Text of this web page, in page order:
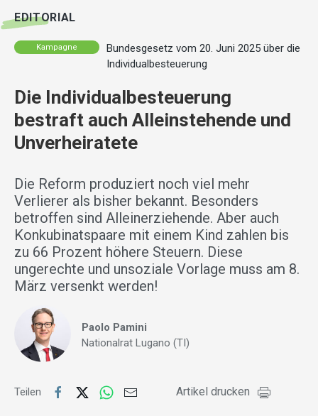
EDITORIAL
Kampagne
Bundesgesetz vom 20. Juni 2025 über die
Individualbesteuerung
Die Individualbesteuerung
bestraft auch Alleinstehende und
Unverheiratete
Die Reform produziert noch viel mehr
Verlierer als bisher bekannt. Besonders
betroffen sind Alleinerziehende. Aber auch
Konkubinatspaare mit einem Kind zahlen bis
zu 66 Prozent höhere Steuern. Diese
ungerechte und unsoziale Vorlage muss am 8.
März versenkt werden!
Paolo Pamini
Nationalrat Lugano (TI)
Teilen Artikel drucken